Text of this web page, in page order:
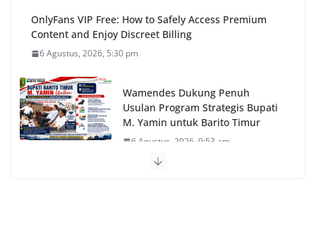
OnlyFans VIP Free: How to Safely Access Premium
Content and Enjoy Discreet Billing
6 Agustus, 2026, 5:30 pm
Wamendes Dukung Penuh
Usulan Program Strategis Bupati
M. Yamin untuk Barito Timur
6 Agustus, 2026, 9:53 am